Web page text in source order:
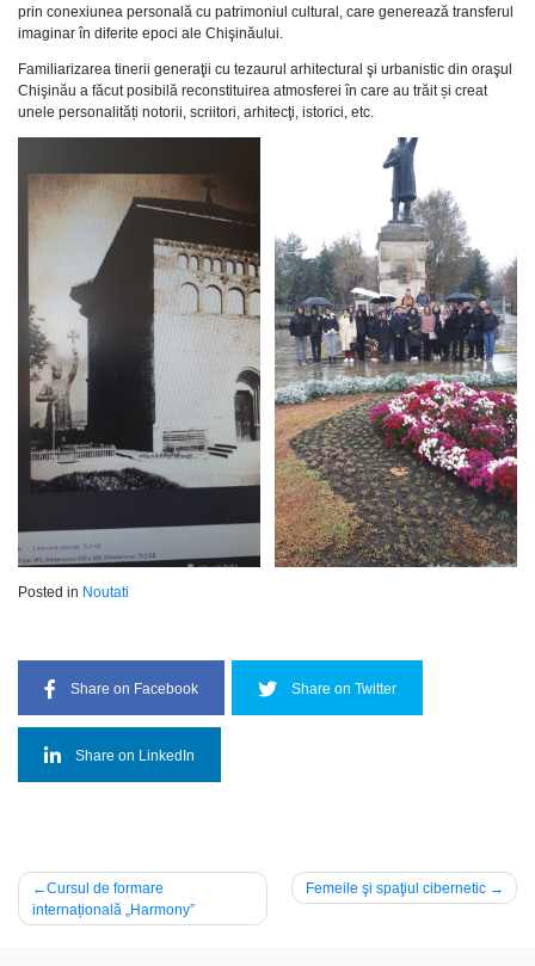
prin conexiunea personală cu patrimoniul cultural, care generează transferul
imaginar în diferite epoci ale Chişinăului.
Familiarizarea tinerii generaţii cu tezaurul arhitectural şi urbanistic din oraşul
Chişinău a făcut posibilă reconstituirea atmosferei în care au trăit și creat
unele personalități notorii, scriitori, arhitecţi, istorici, etc.
Posted in Noutati
Share on Facebook Share on Twitter
Share on LinkedIn
Navigare
în
Cursul de formare
internațională „Harmony”
Femeile şi spaţiul cibernetic